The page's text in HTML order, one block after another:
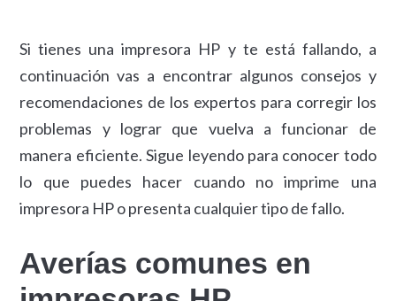
Si tienes una impresora HP y te está fallando, a
continuación vas a encontrar algunos consejos y
recomendaciones de los expertos para corregir los
problemas y lograr que vuelva a funcionar de
manera eficiente. Sigue leyendo para conocer todo
lo que puedes hacer cuando no imprime una
impresora HP o presenta cualquier tipo de fallo.
Averías comunes en